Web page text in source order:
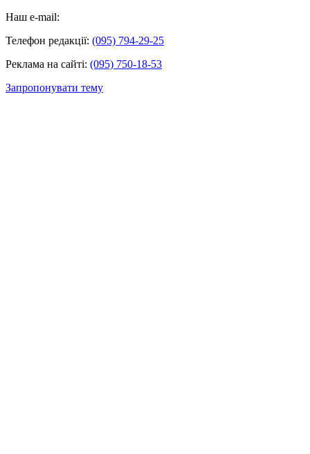
Наш e-mail:
Телефон редакції: (095) 794-29-25
Реклама на сайті: (095) 750-18-53
Запропонувати тему